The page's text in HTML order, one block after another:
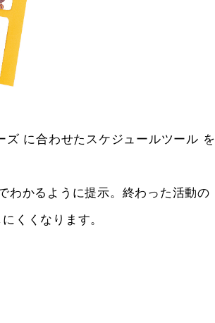
に合わせたスケジュールツール を
わかるように提示。終わった活動の
くくなります。